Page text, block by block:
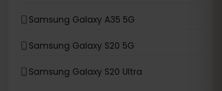
Samsung Galaxy A35 5G
Samsung Galaxy S20 5G
Samsung Galaxy S20 Ultra